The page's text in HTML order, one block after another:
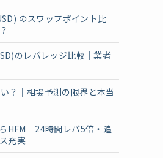
のスワップポイント比
のレバレッジ比較｜業者
？｜相場予測の限界と本当
HFM｜24時間レバ5倍・追
充実